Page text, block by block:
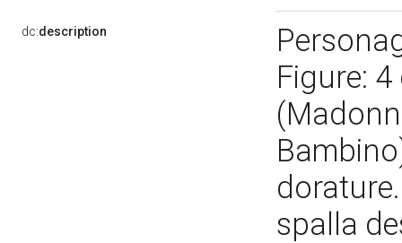
dc:description
Figure:
spalla